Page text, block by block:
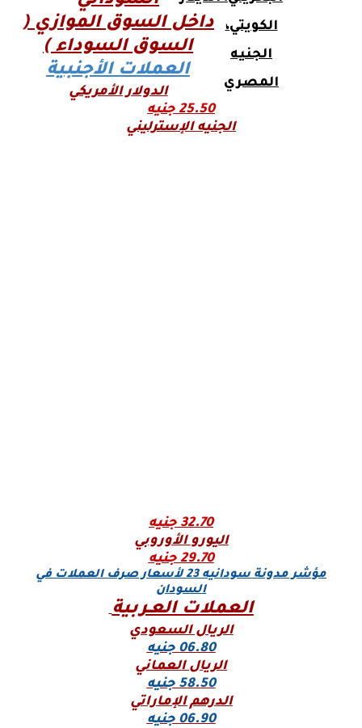
الكويتي،
الجنيه
المصري
داخل السوق الموازي(
السوق السوداء )
العملات الأجنبية
الدولار الأمريكي
25.50 جنيه
الجنيه الإسترليني
32.70 جنيه
اليوروالأوروبي
29.70 جنيه
مؤشر مدونة سودانيه 23 لأسعار صرف العملات في
السودان
العملات العـربية
الريال السعودي
06.80 جنيه
الريال العماني
58.50 جنيه
الدرهم الإماراتي
06.90 جنيه